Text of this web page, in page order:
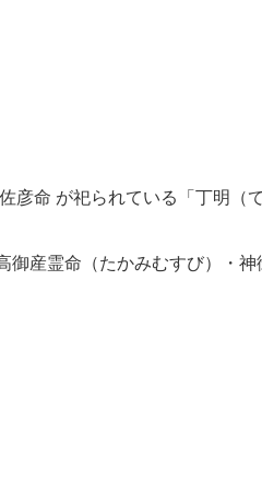
彦命 が祀られている「丁明（
御産霊命（たかみむすび）・